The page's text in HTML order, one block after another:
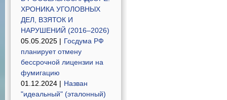
ХРОНИКА УГОЛОВНЫХ
ДЕЛ, ВЗЯТОК И
НАРУШЕНИЙ (2016–2026)
05.05.2025 | Госдума РФ
планирует отмену
бессрочной лицензии на
фумигацию
01.12.2024 | Назван
"идеальный" (эталонный)